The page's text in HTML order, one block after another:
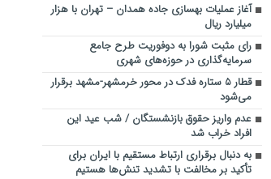
آغاز عملیات بهسازی جاده همدان – تهران با هزار
میلیارد ریال ️
رای مثبت شورا به دوفوریت طرح جامع
سرمایه‌گذاری در حوزه‌های شهری
قطار ۵ ستاره فدک در محور خرمشهر-مشهد برقرار
می‌شود
عدم واریز حقوق بازنشستگان / شب عید این
افراد خراب شد
به دنبال برقراری ارتباط مستقیم با ایران برای
تأکید بر مخالفت با تشدید تنش‌ها هستیم